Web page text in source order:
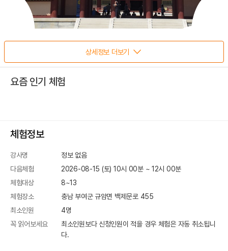
상세정보 더보기
요즘 인기 체험
체험정보
강사명
정보 없음
다음체험
2026-08-15 (토) 10시 00분~ 12시 00분
체험대상
8~13
체험장소
충남 부여군 규암면 백제문로 455
최소인원
4명
꼭 읽어보세요
최소인원보다 신청인원이 적을 경우 체험은 자동 취소됩니
다.